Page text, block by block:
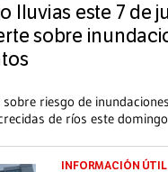
lluvias este 7 de
sobre
riesgo de
de ríos este
INFORMACIÓN ÚTIL